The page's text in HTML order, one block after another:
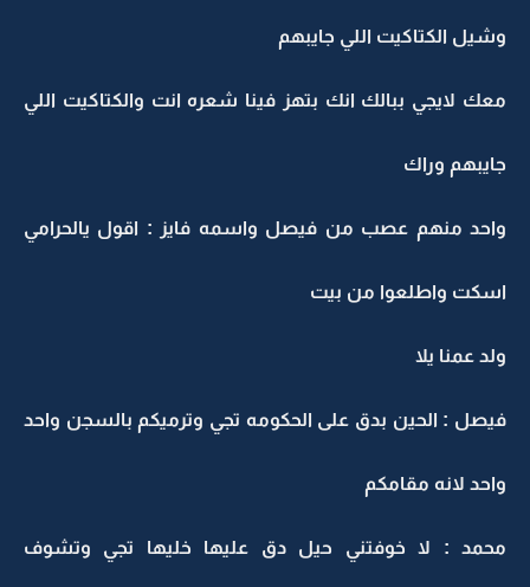
وشيل الكتاكيت اللي جايبهم
معك لايجي ببالك انك بتهز فينا شعره انت والكتاكيت اللي
جايبهم وراك
واحد منهم عصب من فيصل واسمه فايز : اقول يالحرامي
اسكت واطلعوا من بيت
ولد عمنا يلا
فيصل : الحين بدق على الحكومه تجي وترميكم بالسجن واحد
واحد لانه مقامكم
محمد : لا خوفتني حيل دق عليها خليها تجي وتشوف